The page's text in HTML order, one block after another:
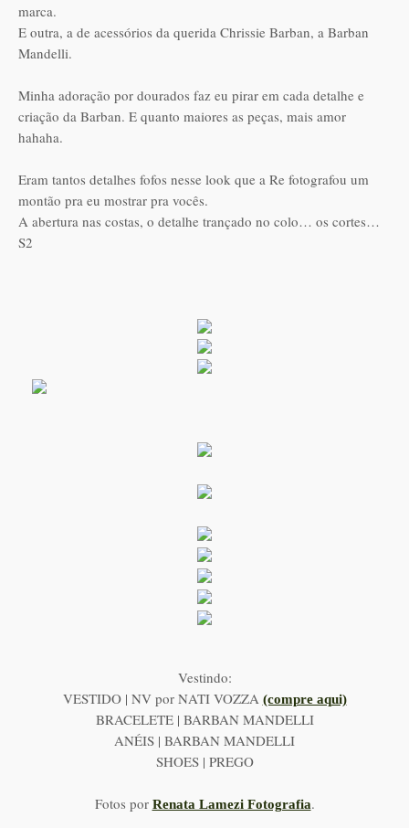
marca.
E outra, a de acessórios da querida Chrissie Barban, a Barban
Mandelli.
Minha adoração por dourados faz eu pirar em cada detalhe e
criação da Barban. E quanto maiores as peças, mais amor
hahaha.
Eram tantos detalhes fofos nesse look que a Re fotografou um
montão pra eu mostrar pra vocês.
A abertura nas costas, o detalhe trançado no colo… os cortes…
S2
Vestindo:
VESTIDO | NV por NATI VOZZA (compre aqui)
BRACELETE | BARBAN MANDELLI
ANÉIS | BARBAN MANDELLI
SHOES | PREGO
Fotos por Renata Lamezi Fotografia.